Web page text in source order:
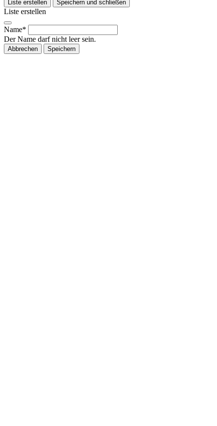
Liste erstellen Speichern und schließen
Liste erstellen
Name*
Der Name darf nicht leer sein.
Abbrechen Speichern